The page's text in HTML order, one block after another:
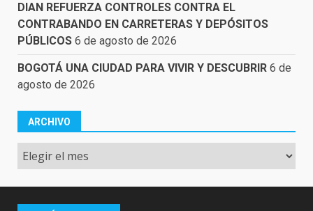
DIAN REFUERZA CONTROLES CONTRA EL
CONTRABANDO EN CARRETERAS Y DEPÓSITOS
PÚBLICOS 6 de agosto de 2026
BOGOTÁ UNA CIUDAD PARA VIVIR Y DESCUBRIR 6 de
agosto de 2026
ARCHIVO
Archivo